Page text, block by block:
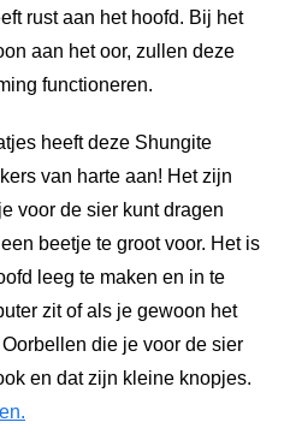
rust aan het hoofd. Bij het
aan het oor, zullen deze
functioneren.
heeft deze Shungite
van harte aan! Het zijn
voor de sier kunt dragen
beetje te groot voor. Het is
leeg te maken en in te
zit of als je gewoon het
die je voor de sier
en dat zijn kleine knopjes.